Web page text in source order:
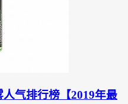
气排行榜【2019年最